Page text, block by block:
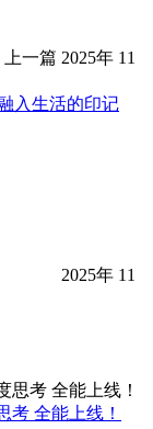
上一篇 2025年 11
入生活的印记
2025年 11
考 全能上线！